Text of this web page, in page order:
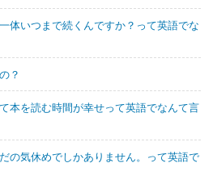
体いつまで続くんですか？って英語でな
？
本を読む時間が幸せって英語でなんて言
の気休めでしかありません。って英語で